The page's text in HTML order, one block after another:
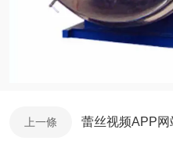
上一條